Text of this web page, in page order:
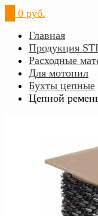
0 руб.
Главная
Продукция
Расходные
Для мотопил
Бухты цепные
Цепной